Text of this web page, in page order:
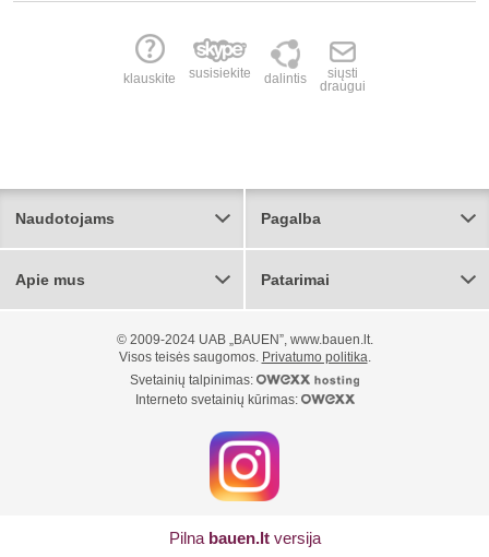
klauskite susisiekite dalintis
siųsti
draugui
Naudotojams Pagalba
Apie mus Patarimai
© 2009-2024 UAB „BAUEN”, www.bauen.lt.
Visos teisės saugomos. Privatumo politika.
Svetainių talpinimas:
Interneto svetainių kūrimas:
Pilna bauen.ltversija